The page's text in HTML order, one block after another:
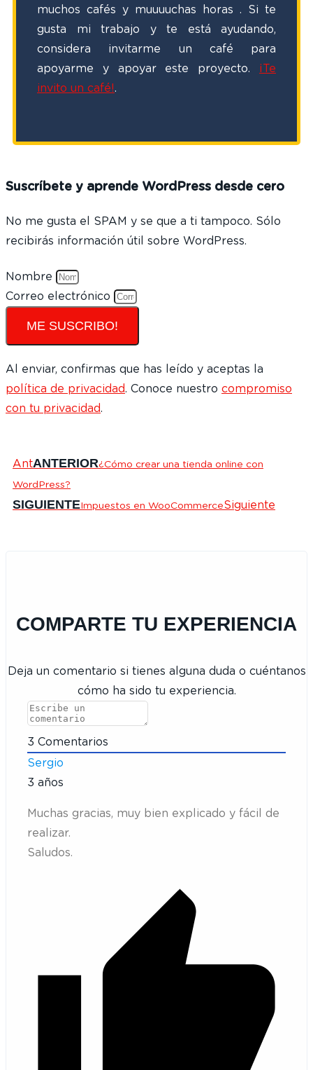
muchos cafés y muuuuchas horas . Si te
gusta mi trabajo y te está ayudando,
considera invitarme un café para
apoyarme y apoyar este proyecto. ¡Te
invito un café!.
Suscríbete y aprende WordPress desde cero
No me gusta el SPAM y se que a ti tampoco. Sólo
recibirás información útil sobre WordPress.
Nombre
Correo electrónico
ME SUSCRIBO!
Al enviar, confirmas que has leído y aceptas la
política de privacidad. Conoce nuestro compromiso
con tu privacidad.
AntANTERIOR¿Cómo crear una tienda online con
WordPress?
SIGUIENTEImpuestos en WooCommerceSiguiente
COMPARTE TU EXPERIENCIA
Deja un comentario si tienes alguna duda o cuéntanos
cómo ha sido tu experiencia.
3 Comentarios
Sergio
3 años
Muchas gracias, muy bien explicado y fácil de
realizar.
Saludos.